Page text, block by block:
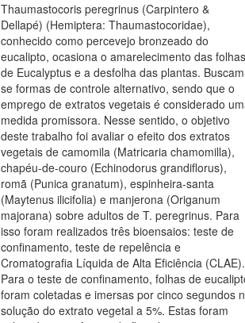
Thaumastocoris peregrinus (Carpintero &
Dellapé) (Hemiptera: Thaumastocoridae),
conhecido como percevejo bronzeado do
eucalipto, ocasiona o amarelecimento das folhas
de Eucalyptus e a desfolha das plantas.
se formas de controle alternativo, sendo que o
emprego de extratos vegetais é considerado
medida promissora. Nesse sentido, o objetivo
deste trabalho foi avaliar o efeito dos extratos
vegetais de camomila (Matricaria chamomilla),
chapéu-de-couro (Echinodorus grandiflorus),
romã (Punica granatum), espinheira-santa
(Maytenus ilicifolia) e manjerona (Origanum
majorana) sobre adultos de T. peregrinus. Para
isso foram realizados três bioensaios: teste de
confinamento, teste de repelência e
Cromatografia Líquida de Alta Eficiência (CLAE).
Para o teste de confinamento, folhas de
foram coletadas e imersas por cinco segundos
solução do extrato vegetal a 5%. Estas foram